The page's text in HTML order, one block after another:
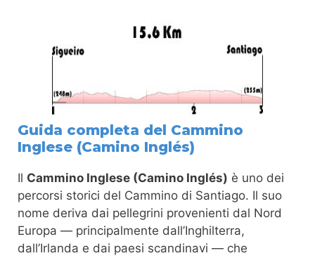
Guida completa del Cammino
Inglese (Camino Inglés)
Il Cammino Inglese (Camino Inglés) è uno dei
percorsi storici del Cammino di Santiago. Il suo
nome deriva dai pellegrini provenienti dal Nord
Europa — principalmente dall’Inghilterra,
dall’Irlanda e dai paesi scandinavi — che